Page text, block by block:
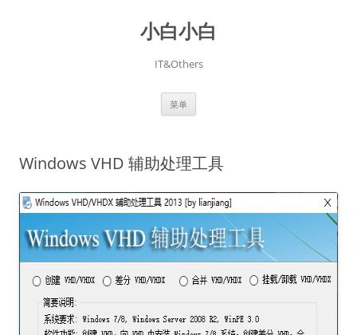
小白小白
IT&Others
菜单
Windows VHD 辅助处理工具